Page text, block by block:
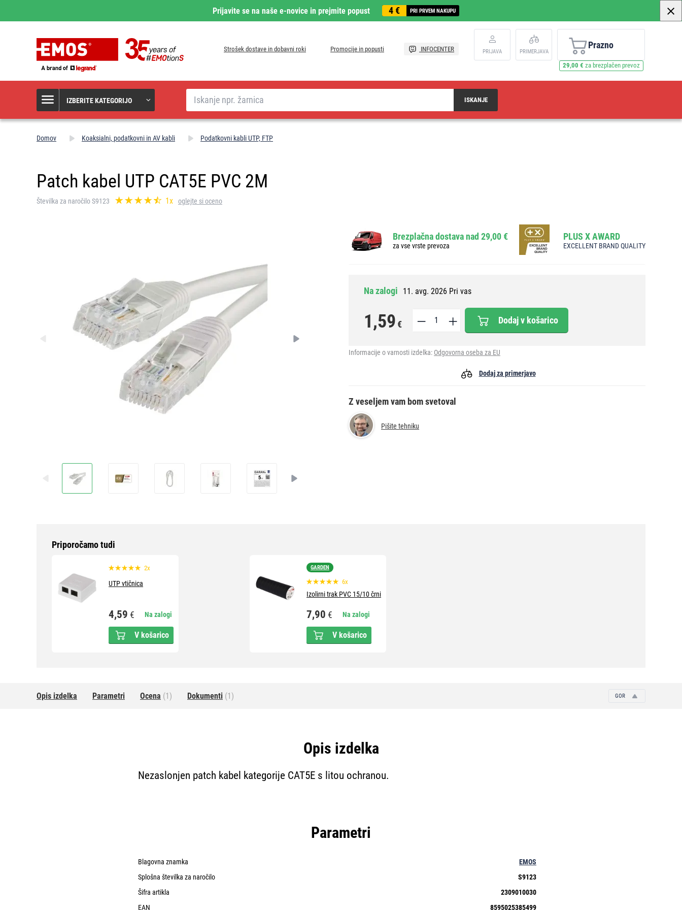
Prijavite se na naše e-novice in prejmite popust 4 € PRI PRVEM NAKUPU
Strošek dostave in dobavni roki Promocije in popusti INFOCENTER PRIJAVA PRIMERJAVA
Prazno
29,00 € za brezplačen prevoz
IZBERITE KATEGORIJO
Iskanje
ISKANJE
Domov Koaksialni, podatkovni in AV kabli Podatkovni kabli UTP, FTP
Patch kabel UTP CAT5E PVC 2M
Številka za naročilo S9123 1x oglejte si oceno
Brezplačna dostava nad 29,00 €
za vse vrste prevoza
PLUS X AWARD
EXCELLENT BRAND QUALITY
Na zalogi 11. avg. 2026 Pri vas
1,59€ Dodaj v košarico
Informacije o varnosti izdelka: Odgovorna oseba za EU
Dodaj za primerjavo
Z veseljem vam bom svetoval
Pišite tehniku
Priporočamo tudi
2x
UTP vtičnica
4,59 € Na zalogi
V košarico
GARDEN
6x
Izolirni trak PVC 15/10 črni
7,90 € Na zalogi
V košarico
Opis izdelka Parametri Ocena (1) Dokumenti (1) GOR
Opis izdelka
Nezaslonjen patch kabel kategorije CAT5E s litou ochranou.
Parametri
Blagovna znamka
EMOS
Splošna številka za naročilo
S9123
Šifra artikla
2309010030
EAN
8595025385499